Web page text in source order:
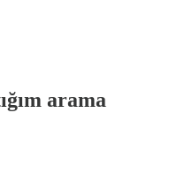
arama